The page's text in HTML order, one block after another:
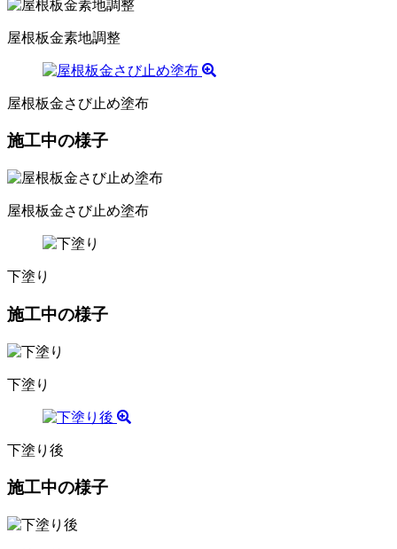
屋根板金素地調整
屋根板金さび止め塗布
施工中の様子
屋根板金さび止め塗布
下塗り
施工中の様子
下塗り
下塗り後
施工中の様子